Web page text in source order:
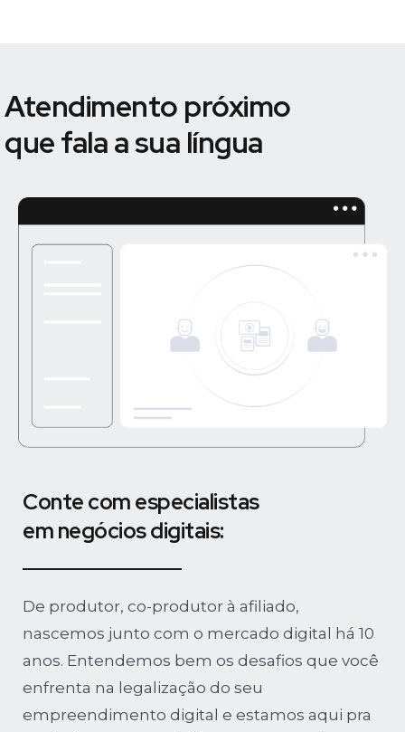
Atendimento próximo
que fala a sua língua
Conte com especialistas
em negócios digitais:
De produtor, co-produtor à afiliado,
nascemos junto com o mercado digital há 10
anos. Entendemos bem os desafios que você
enfrenta na legalização do seu
empreendimento digital e estamos aqui pra